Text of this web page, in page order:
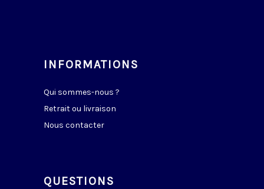
INFORMATIONS
Qui sommes-nous ?
Retrait ou livraison
Nous contacter
QUESTIONS